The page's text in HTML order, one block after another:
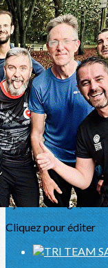
Exporter les lignes
Exporter toutes
Exporter
Menu
<
>
Pupilles
Benjamins et
Cadets et
Adultes
Sport Santé
Ajoutez un logo, un
Cliquez pour éditer